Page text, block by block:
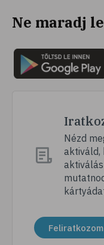
# mozgás
# pszichológia
# hátfájás
#
# megfázás
# influenza
# fertőző
# köhögés
Ne maradj
Nézd
aktiváld,
Feliratkozom